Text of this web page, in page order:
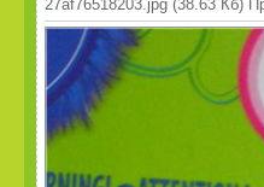
27af76518203.jpg (38.63 Кб)